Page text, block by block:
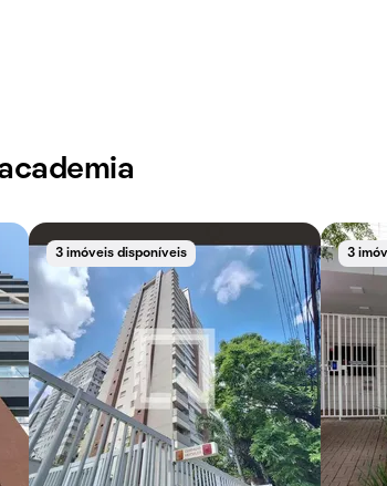
3 imóveis disponíveis 3